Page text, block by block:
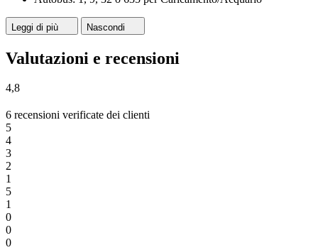
Leggi di più Nascondi
Valutazioni e recensioni
4,8
6 recensioni verificate dei clienti
5
4
3
2
1
5
1
0
0
0